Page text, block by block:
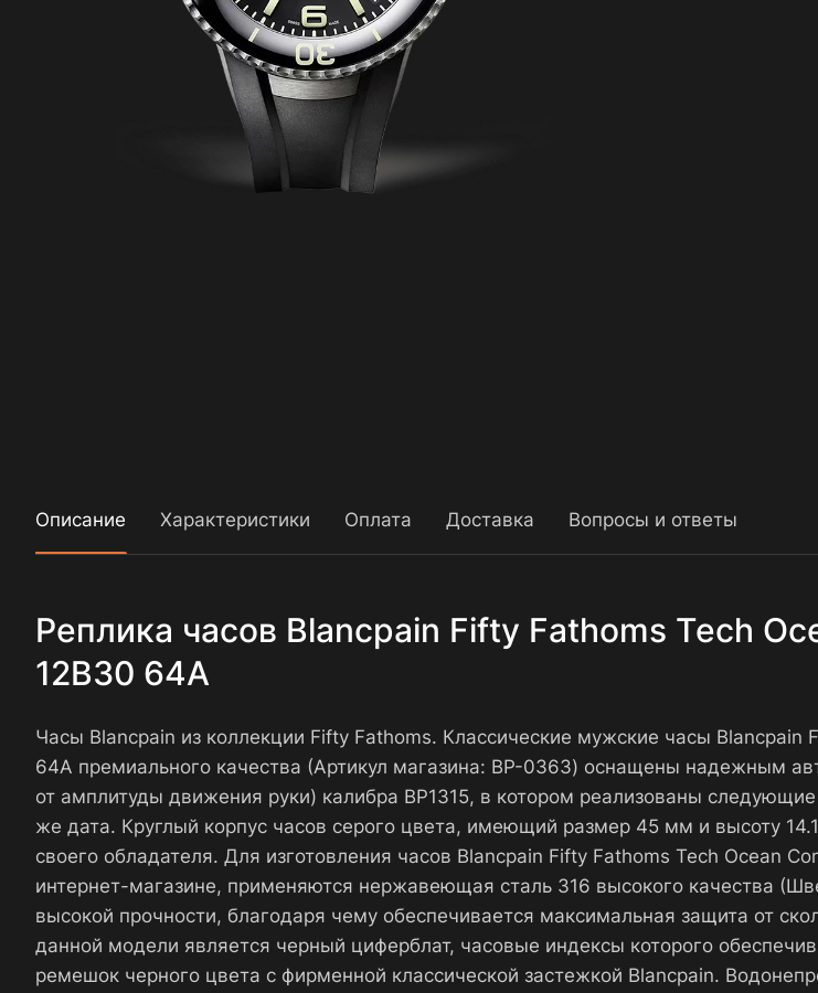
Описание Характеристики Оплата Доставка Вопросы и ответы
Реплика часов Blancpain Fifty Fathoms Tech
12B30 64A
Часы Blancpain из коллекции Fifty Fathoms. Классические мужские часы
64A премиального качества (Артикул магазина: BP-0363) оснащены надежным
от амплитуды движения руки) калибра BP1315, в котором реализованы
же дата. Круглый корпус часов серого цвета, имеющий размер 45 мм и высоту
своего обладателя. Для изготовления часов Blancpain Fifty Fathoms Tech Ocean
интернет-магазине, применяются нержавеющая сталь 316 высокого качества
высокой прочности, благодаря чему обеспечивается максимальная защита от
данной модели является черный циферблат, часовые индексы которого
ремешок черного цвета с фирменной классической застежкой Blancpain.